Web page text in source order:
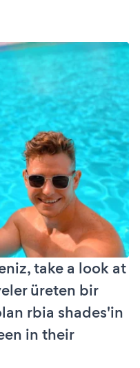
take a look at
üreten bir
rbia shades'in
in their